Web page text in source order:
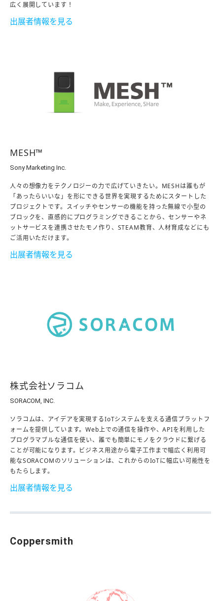
広く展開しています！
出展者情報を見る
MESH™
Sony Marketing Inc.
人々の想像力をテクノロジーの力で広げていきたい。MESHは誰もが
「あったらいいな」を形にできる世界を実現するためにスタートした
プロジェクトです。スイッチやセンサーの機能を持った無線で小型の
ブロックを、直感的にプログラミングできることから、センサーやネ
ットサービスを連携させたモノ作り、STEAM教育、人材育成などにも
ご活用いただけます。
出展者情報を見る
株式会社ソラコム
SORACOM, INC.
ソラコムは、アイデアを実現するIoTシステムを支える通信プラットフ
ォームを提供しています。Web上での通信を操作や、APIを利用した
プログラマブルな通信を使い、誰でも簡単にモノをクラウドに繋げる
ことが可能になります。ビジネス用途から電子工作まで幅広く利用可
能なSORACOMのソリューションは、これからのIoTに幅広い可能性を
もたらします。
出展者情報を見る
Coppersmith